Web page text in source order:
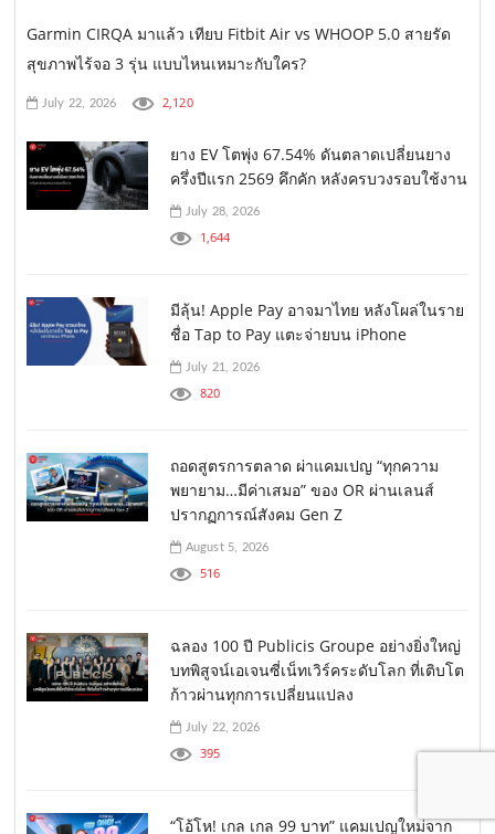
Garmin CIRQA มาแล้ว เทียบ Fitbit Air vs WHOOP 5.0 สายรัด
สุขภาพไร้จอ 3 รุ่น แบบไหนเหมาะกับใคร?
July 22, 2026 2,120
ยาง EV โตพุ่ง 67.54% ดันตลาดเปลี่ยนยาง
ครึ่งปีแรก 2569 คึกคัก หลังครบวงรอบใช้งาน
July 28, 2026
1,644
มีลุ้น! Apple Pay อาจมาไทย หลังโผล่ในราย
ชื่อ Tap to Pay แตะจ่ายบน iPhone
July 21, 2026
820
ถอดสูตรการตลาด ผ่าแคมเปญ “ทุกความ
พยายาม…มีค่าเสมอ” ของ OR ผ่านเลนส์
ปรากฏการณ์สังคม Gen Z
August 5, 2026
516
ฉลอง 100 ปี Publicis Groupe อย่างยิ่งใหญ่
บทพิสูจน์เอเจนซี่เน็ทเวิร์คระดับโลก ที่เติบโต
ก้าวผ่านทุกการเปลี่ยนแปลง
July 22, 2026
395
“โอ้โห! เกล เกล 99 บาท” แคมเปญใหม่จาก